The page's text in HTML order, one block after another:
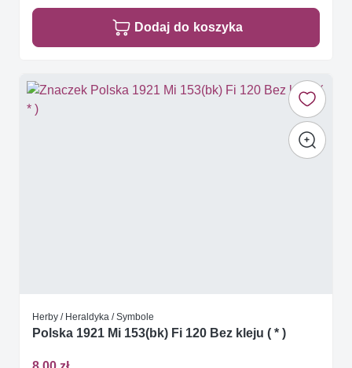
Dodaj do koszyka
Herby / Heraldyka / Symbole
Polska 1921 Mi 153(bk) Fi 120 Bez kleju ( * )